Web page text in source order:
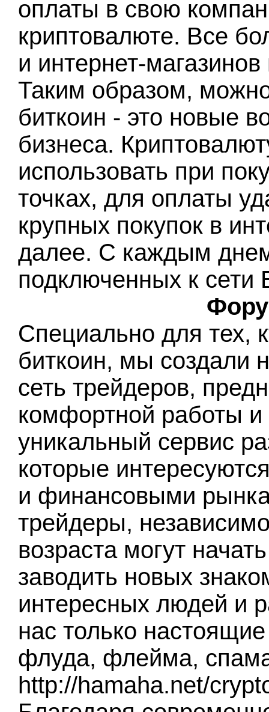
оплаты в свою
криптовалюте. Все
и интернет-
Таким образом,
биткоин - это новые
бизнеса.
использовать при
точках, для оплаты
крупных покупок в
далее. С каждым
подключенных к сети
Специально для тех,
биткоин, мы создали
сеть трейдеров,
комфортной работы
уникальный сервис
которые
и финансовыми
трейдеры,
возраста могут
заводить новых
интересных людей и
нас только
флуда, флейма,
http://hamaha.net/